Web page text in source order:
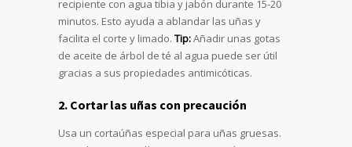
recipiente con agua tibia y jabón durante 15-20
minutos. Esto ayuda a ablandar las uñas y
facilita el corte y limado. Tip:Añadir unas gotas
de aceite de árbol de té al agua puede ser útil
gracias a sus propiedades antimicóticas.
2. Cortar las uñas con precaución
Usa un cortaúñas especial para uñas gruesas.